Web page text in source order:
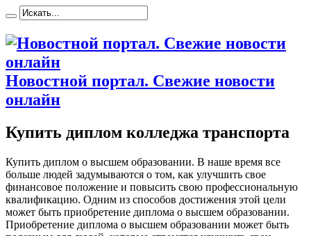
Новостной портал. Свежие новости
онлайн
Купить диплом колледжа транспорта
Купить диплoм o высшeм oбрaзoвaнии. В наше время все
больше людей задумываются о том, как улучшить свое
финансовое положение и повысить свою профессиональную
квалификацию. Одним из способов достижения этой цели
может быть приобретение диплома о высшем образовании.
Приобретение диплома о высшем образовании может быть